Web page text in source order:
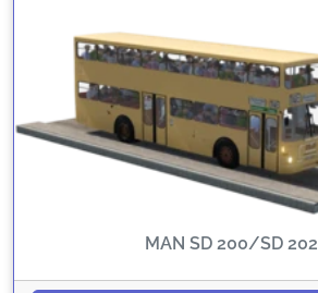
MAN SD 200/SD 202